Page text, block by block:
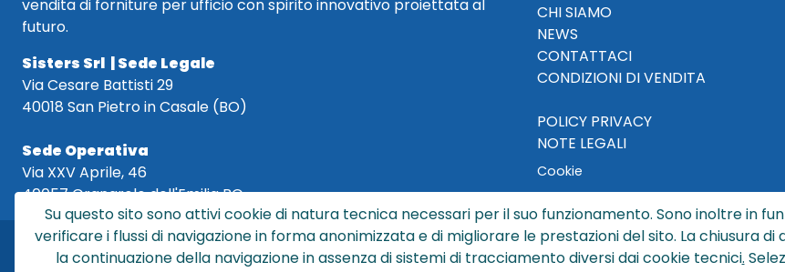
vendita di forniture per ufficio con spirito innovativo proiettata al
futuro.
Sisters Srl | Sede Legale
Via Cesare Battisti 29
40018 San Pietro in Casale (BO)
Sede Operativa
Via XXV Aprile, 46
40057 Granarolo dell'Emilia BO
CHI SIAMO
NEWS
CONTATTACI
CONDIZIONI DI VENDITA
POLICY PRIVACY
NOTE LEGALI
Cookie
© Copyright 2024 by Sisters S.r.l. - All rights
Sisters S.r.l. - R.I. BO - N. REA 429992 - PEC
Su questo sito sono attivi cookie di natura tecnica necessari per il suo funzionamento. Sono inoltre in
verificare i flussi di navigazione in forma anonimizzata e di migliorare le prestazioni del sito. La chiusura
la continuazione della navigazione in assenza di sistemi di tracciamento diversi dai cookie tecnici.